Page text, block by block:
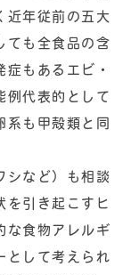
近年従前の五大
ても全食品の含
もあるエビ・
例代表的として
系も甲殻類と同
シなど）も相談
を引き起こすヒ
な食物アレルギ
として考えられ